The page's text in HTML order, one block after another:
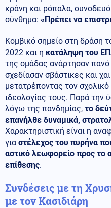
κράνη και ρόπαλα,
σύνθημα: «Πρέπει να
Κομβικό σημείο στη δράση
2022 και η κατάληψη του
της ομάδας ανάρτησαν
σχεδίασαν σβάστικες και
μετατρέποντας τον
ιδεολογίας τους. Παρά
λόγω της πανδημίας, το
επανήλθε δυναμικά,
Χαρακτηριστική είναι η
για στέλεχος του πυρήνα
αστικό λεωφορείο προς το
επίθεσης.
Συνδέσεις με τη
με τον Κασιδιάρη